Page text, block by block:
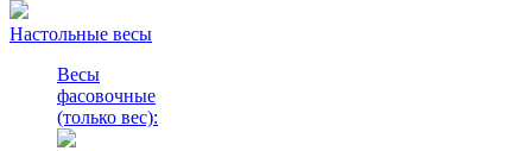
Настольные весы
Весы
фасовочные
(только вес):